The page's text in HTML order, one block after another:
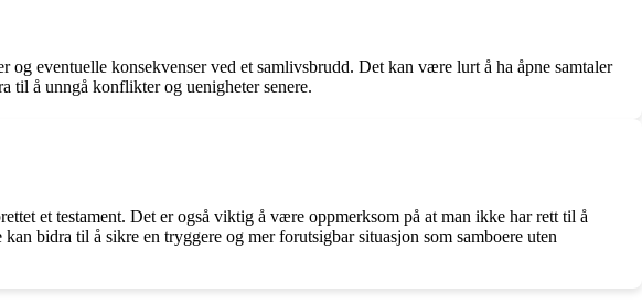
eventuelle konsekvenser ved et samlivsbrudd. Det kan være lurt å ha åpne samtaler
til å unngå konflikter og uenigheter senere.
et testament. Det er også viktig å være oppmerksom på at man ikke har rett til å
bidra til å sikre en tryggere og mer forutsigbar situasjon som samboere uten